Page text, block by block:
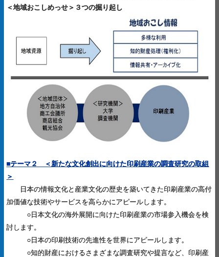
＜地域おこしめっせ＞３つの掘り起し
■テーマ２ ＜新たな文化創出に向けた印刷産業の調査研究の取組
＞
日本の情報文化と産業文化の歴史を築いてきた印刷産業の高付
加価値な技術やサービスを高らかにアピールします。
○日本文化の海外展開に向けた印刷産業の市場参入機会を検
討します。
○日本の印刷技術の先進性を世界にアピールします。
○知的財産におけるさまざまな調査研究や提言など、印刷産